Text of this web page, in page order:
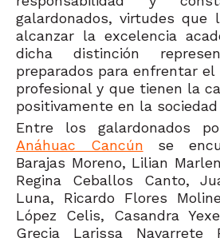
galardonados, virtudes que
alcanzar la excelencia
dicha distinción
preparados para enfrentar
profesional y que tienen la
positivamente en la sociedad
Entre los galardonados
Anáhuac Cancún se
Barajas Moreno, Lilian
Regina Ceballos Canto,
Luna, Ricardo Flores
López Celis, Casandra
Grecia Larissa Navarrete